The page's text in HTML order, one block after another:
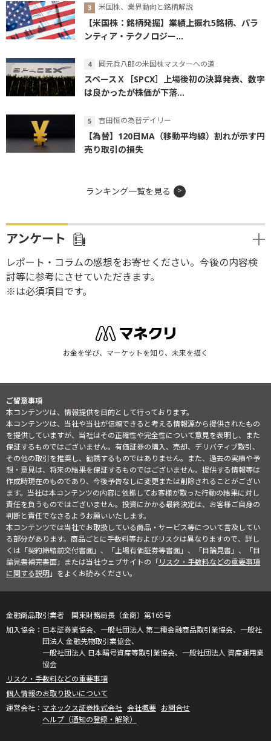
米国株、業界動向と銘柄解説
【米国株：銘柄発掘】業績上振れ5銘柄、パラ
ンティア・テクノロジー...
岡元兵八郎の米国株マスターへの道
スペースＸ［SPCX］上場後初の決算発表、数字
は良かったが株価が下落...
吉田恒の為替デイリー
【為替】120日MA（移動平均線）割れが示す円
売り取引の損失
ランキング一覧を見る
アンケート
レポート・コラムの感想をお寄せください。今後の内容検
討等に参考にさせていただきます。
※は必須項目です。
お金を学び、マーケットを知り、未来を描く
ご留意事項
本コンテンツは、情報提供を目的として行っております。
本コンテンツは、当社や当社が信頼できると考える情報源から提供されたもの
を提供していますが、当社はその正確性や完全性について意見を表明し、また
保証するものではございません。有価証券の購入、売却、デリバティブ取引、
その他の取引を推奨し、勧誘するものではありません。また、過去の実績や予
想・意見は、将来の結果を保証するものではございません。提供する情報等は
作成時現在のものであり、今後予告なしに変更または削除されることがござい
ます。当社は本コンテンツの内容に依拠してお客様が取った行動の結果に対し
責任を負うものではございません。投資にかかる最終決定は、お客様ご自身の
判断と責任でなさるようお願いいたします。
本コンテンツでは当社でお取扱している商品・サービス等について言及してい
る部分があります。商品ごとに手数料等およびリスクは異なりますので、詳し
くは「契約締結前交付書面」、「上場有価証券等書面」、「目論見書」、「目
論見書補完書面」または当社ウェブサイトの「リスク・手数料などの重要事項
に関する説明」をよくお読みください。
金融商品取引業者 関東財務局長（金商）第165号
日本証券業協会、一般社団法人 第二種金融商品取引業協会、一般社
団法人 金融先物取引業協会、
一般社団法人 日本暗号資産等取引業協会、一般社団法人 資産運用業
協会
リスク・手数料などの重要事項
個人情報のお取り扱いについて
マネックス証券株式会社 会社概要 お問合せ
ヘルプ（通知の登録・解除）